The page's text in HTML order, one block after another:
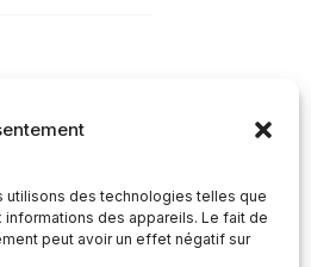
utilisons des technologies telles que
des appareils. Le fait de
peut avoir un effet négatif sur